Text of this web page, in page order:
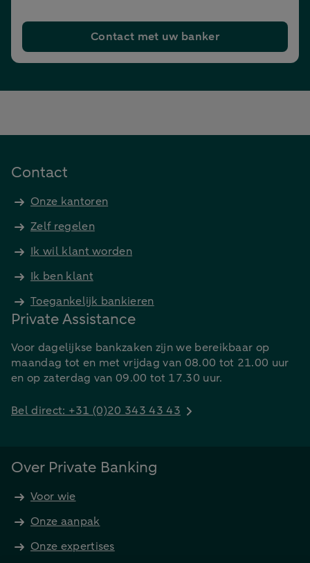
Contact met uw banker
Contact
Onze kantoren
Zelf regelen
Ik wil klant worden
Ik ben klant
Toegankelijk bankieren
Private Assistance
Voor dagelijkse bankzaken zijn we bereikbaar op
maandag tot en met vrijdag van 08.00 tot 21.00 uur
en op zaterdag van 09.00 tot 17.30 uur.
Bel direct: +31 (0)20 343 43 43
Over Private Banking
Voor wie
Onze aanpak
Onze expertises